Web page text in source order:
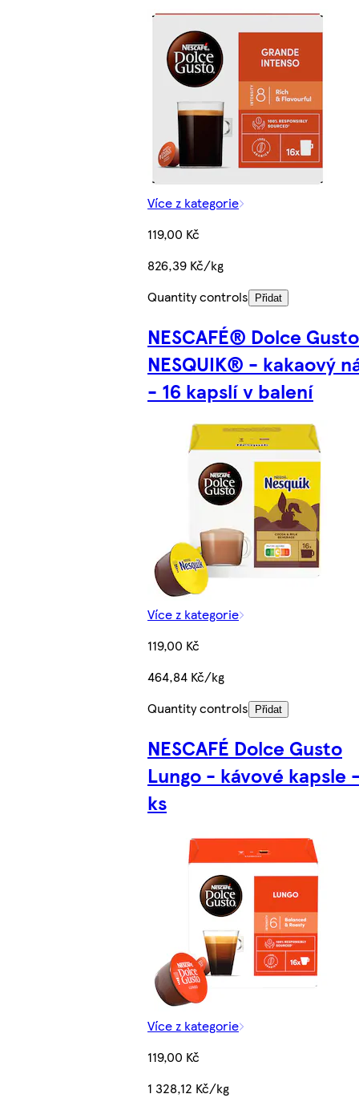
Více z kategorie
119,00 Kč
826,39 Kč/kg
Quantity controls
Přidat
NESCAFÉ® Dolce
NESQUIK® - kakaový
- 16 kapslí v balení
Více z kategorie
119,00 Kč
464,84 Kč/kg
Quantity controls
Přidat
NESCAFÉ Dolce Gusto
Lungo - kávové kapsle
ks
Více z kategorie
119,00 Kč
1 328,12 Kč/kg